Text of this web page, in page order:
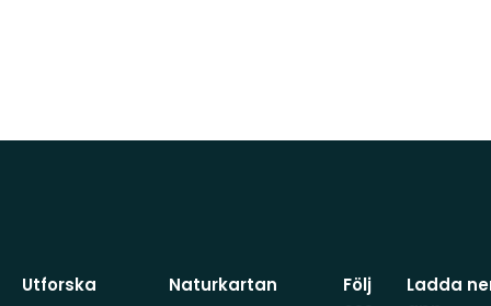
Utforska
Naturkartan
Följ
Ladda